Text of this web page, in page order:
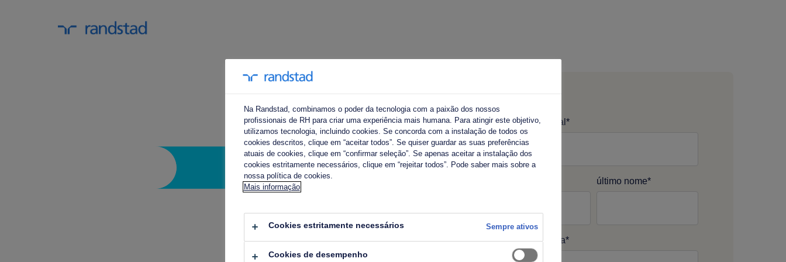
E-mail profissional*
último nome*
Nome da empresa*
Na Randstad, combinamos o poder da tecnologia com a paixão dos nossos
profissionais de RH para criar uma experiência mais humana. Para atingir este objetivo,
utilizamos tecnologia, incluindo cookies. Se concorda com a instalação de todos os
cookies descritos, clique em “aceitar todos”. Se quiser guardar as suas preferências
atuais de cookies, clique em “confirmar seleção”. Se apenas aceitar a instalação dos
cookies estritamente necessários, clique em “rejeitar todos”. Pode saber mais sobre a
nossa política de cookies.
Mais informação
Cookies estritamente necessários Sempre ativos
Cookies de desempenho